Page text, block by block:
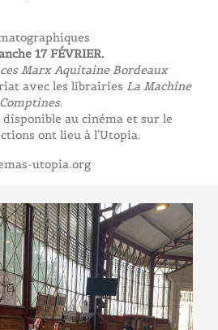
17 FÉVRIER.
Marx Aquitaine Bordeaux
avec les librairies La Machine
.
au cinéma et sur le
ont lieu à l’Utopia.
utopia.org